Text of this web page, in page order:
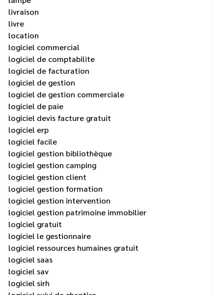
livraison
livre
location
logiciel commercial
logiciel de comptabilite
logiciel de facturation
logiciel de gestion
logiciel de gestion commerciale
logiciel de paie
logiciel devis facture gratuit
logiciel erp
logiciel facile
logiciel gestion bibliothèque
logiciel gestion camping
logiciel gestion client
logiciel gestion formation
logiciel gestion intervention
logiciel gestion patrimoine immobilier
logiciel gratuit
logiciel le gestionnaire
logiciel ressources humaines gratuit
logiciel saas
logiciel sav
logiciel sirh